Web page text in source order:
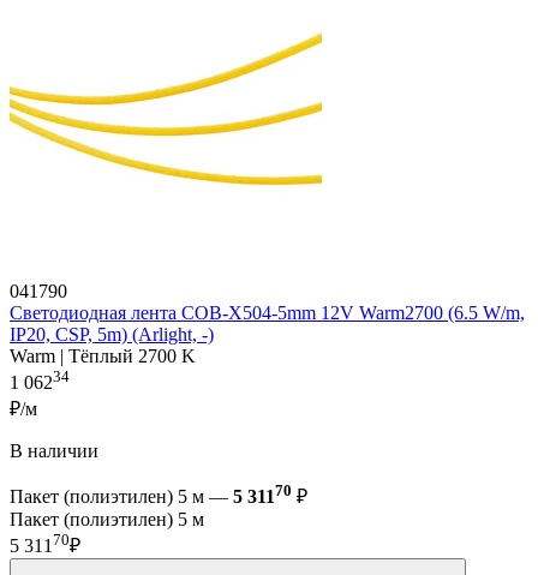
041790
Светодиодная лента COB-X504-5mm 12V Warm2700 (6.5 W/m,
IP20, CSP, 5m) (Arlight, -)
Warm | Тёплый 2700 K
1 06234
₽/м
В наличии
Пакет (полиэтилен) 5 м — 5 31170 ₽
Пакет (полиэтилен) 5 м
5 31170₽